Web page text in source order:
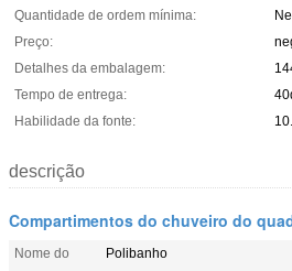
Quantidade de ordem mínima:
Preço:
Detalhes da embalagem:
Tempo de entrega:
Habilidade da fonte:
descrição
Compartimentos do chuveiro do
Nome do
Polibanho